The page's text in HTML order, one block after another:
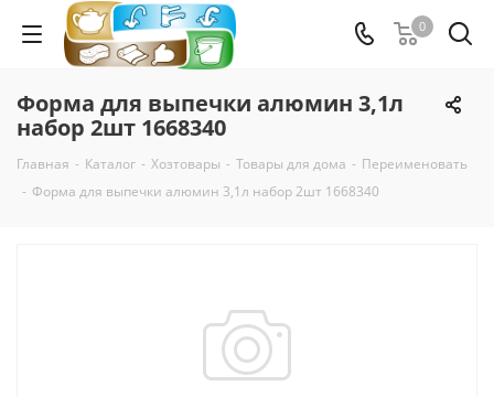
0
Форма для выпечки алюмин 3,1л
набор 2шт 1668340
Главная - Каталог - Хозтовары - Товары для дома - Переименовать
- Форма для выпечки алюмин 3,1л набор 2шт 1668340